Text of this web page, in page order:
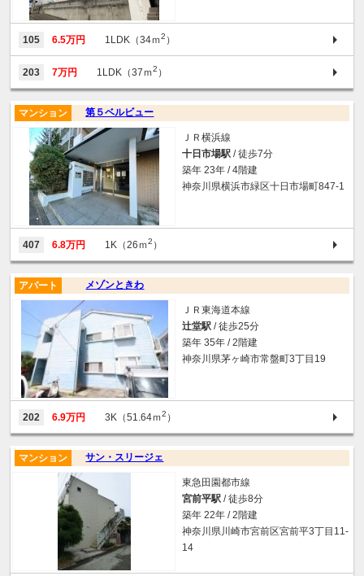
105 6.5万円 1LDK（34ｍ2 ）
203 7万円 1LDK（37ｍ2 ）
第５ベルビュー
マンション
ＪＲ横浜線
十日市場駅 / 徒歩7分
築年 23年 / 4階建
神奈川県横浜市緑区十日市場町847-1
407 6.8万円 1K（26ｍ2 ）
メゾンときわ
アパート
ＪＲ東海道本線
辻堂駅 / 徒歩25分
築年 35年 / 2階建
神奈川県茅ヶ崎市常盤町3丁目19
202 6.9万円 3K（51.64ｍ2 ）
サン・スリージェ
マンション
東急田園都市線
宮前平駅 / 徒歩8分
築年 22年 / 2階建
神奈川県川崎市宮前区宮前平3丁目11-
14